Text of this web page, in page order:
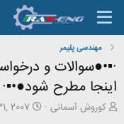
مهندسی پلیمر
·▪•●سوالات و
اینجا مطرح شود●•▪·
ش
کوروش آسمانی
ت2007